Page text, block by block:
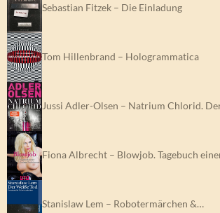
Sebastian Fitzek – Die Einladung
Tom Hillenbrand – Hologrammatica
Jussi Adler-Olsen – Natrium Chlorid.
Fiona Albrecht – Blowjob. Tagebuch
Stanislaw Lem – Robotermärchen &…